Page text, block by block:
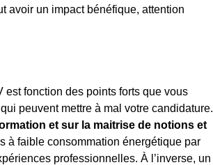
avoir un impact bénéfique, attention
est fonction des points forts que vous
peuvent mettre à mal votre candidature.
et sur la maitrise de notions et
à faible consommation énergétique par
professionnelles. À l’inverse, un